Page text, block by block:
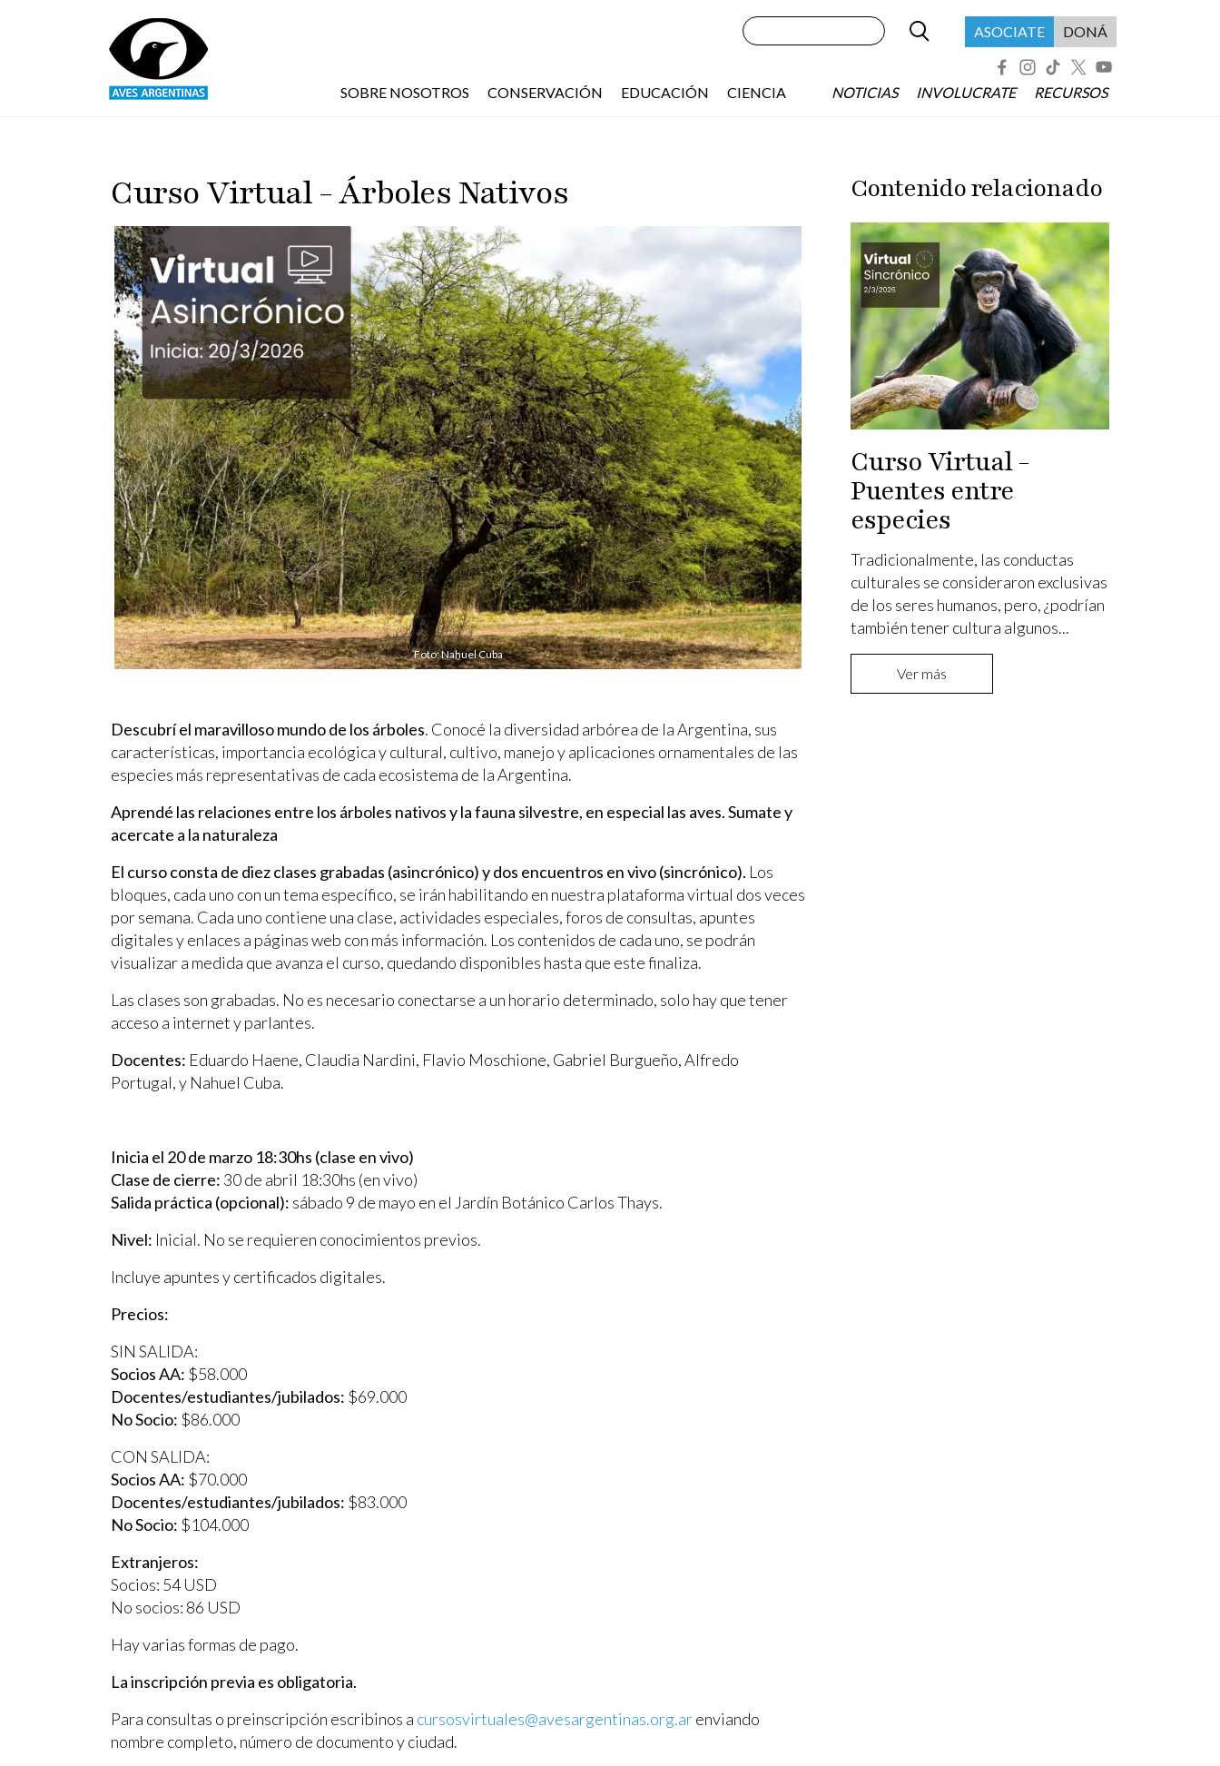
SOBRE NOSOTROS CONSERVACIÓN EDUCACIÓN CIENCIA NOTICIAS INVOLUCRATE RECURSOS
Buscar Menú header asociate
ASOCIATE DONÁ
Curso Virtual - Árboles Nativos
Foto: Nahuel Cuba
Descubrí el maravilloso mundo de los árboles. Conocé la diversidad arbórea de la Argentina, sus
características, importancia ecológica y cultural, cultivo, manejo y aplicaciones ornamentales de las
especies más representativas de cada ecosistema de la Argentina.
Aprendé las relaciones entre los árboles nativos y la fauna silvestre, en especial las aves. Sumate y
acercate a la naturaleza
El curso consta de diez clases grabadas (asincrónico) y dos encuentros en vivo (sincrónico). Los
bloques, cada uno con un tema específico, se irán habilitando en nuestra plataforma virtual dos veces
por semana. Cada uno contiene una clase, actividades especiales, foros de consultas, apuntes
digitales y enlaces a páginas web con más información. Los contenidos de cada uno, se podrán
visualizar a medida que avanza el curso, quedando disponibles hasta que este finaliza.
Las clases son grabadas. No es necesario conectarse a un horario determinado, solo hay que tener
acceso a internet y parlantes.
Docentes: Eduardo Haene, Claudia Nardini, Flavio Moschione, Gabriel Burgueño, Alfredo
Portugal, y Nahuel Cuba.
Inicia el 20 de marzo 18:30hs (clase en vivo)
Clase de cierre: 30 de abril 18:30hs (en vivo)
Salida práctica (opcional): sábado 9 de mayo en el Jardín Botánico Carlos Thays.
Nivel: Inicial. No se requieren conocimientos previos.
Incluye apuntes y certificados digitales.
Precios:
SIN SALIDA:
Socios AA: $58.000
Docentes/estudiantes/jubilados: $69.000
No Socio: $86.000
CON SALIDA:
Socios AA: $70.000
Docentes/estudiantes/jubilados: $83.000
No Socio: $104.000
Extranjeros:
Socios: 54 USD
No socios: 86 USD
Hay varias formas de pago.
La inscripción previa es obligatoria.
Para consultas o preinscripción escribinos a cursosvirtuales@avesargentinas.org.arenviando
nombre completo, número de documento y ciudad.
Contenido relacionado
Curso Virtual -
Puentes entre
especies
Tradicionalmente, las conductas
culturales se consideraron exclusivas
de los seres humanos, pero, ¿podrían
también tener cultura algunos...
Ver más